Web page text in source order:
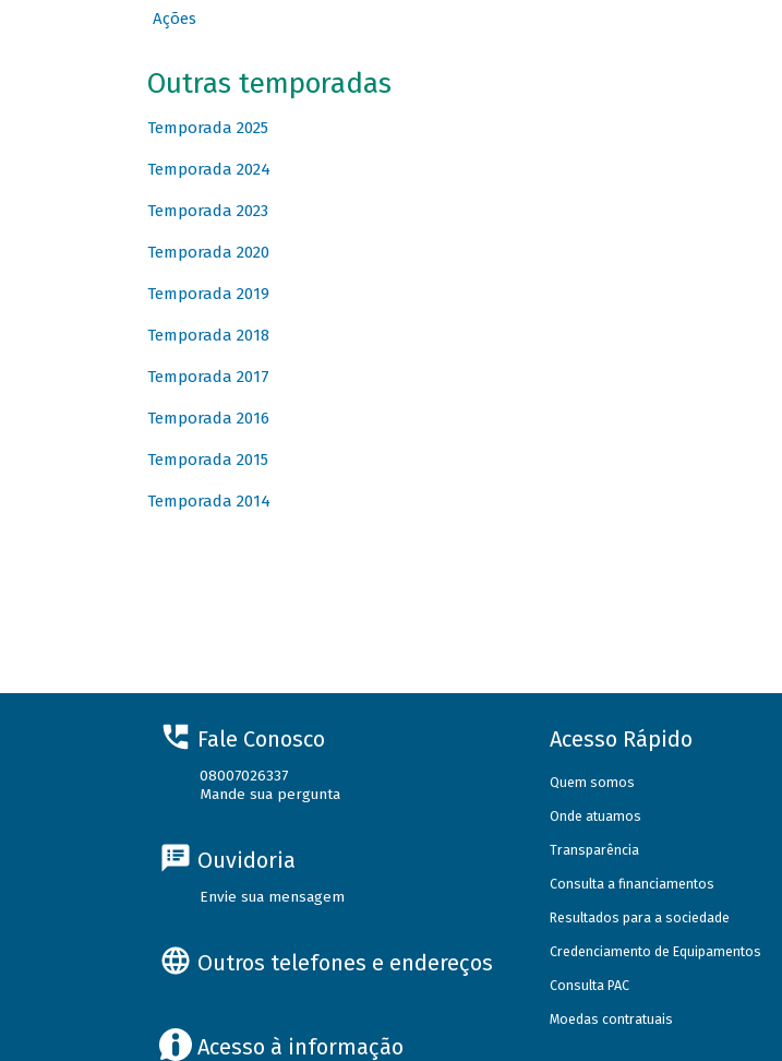
Ações
Outras temporadas
Temporada 2025
Temporada 2024
Temporada 2023
Temporada 2020
Temporada 2019
Temporada 2018
Temporada 2017
Temporada 2016
Temporada 2015
Temporada 2014
Fale Conosco
08007026337
Mande sua pergunta
Ouvidoria
Envie sua mensagem
Outros telefones e endereços
Acesso à informação
Acesso Rápido
Quem somos
Onde atuamos
Transparência
Consulta a financiamentos
Resultados para a sociedade
Credenciamento de Equipamentos
Consulta PAC
Moedas contratuais